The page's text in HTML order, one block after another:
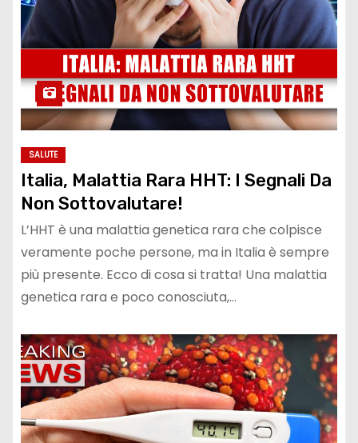
SALUTE
Italia, Malattia Rara HHT: I Segnali Da
Non Sottovalutare!
L’HHT è una malattia genetica rara che colpisce
veramente poche persone, ma in Italia è sempre
più presente. Ecco di cosa si tratta! Una malattia
genetica rara e poco conosciuta,…